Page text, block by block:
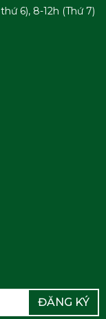
6), 8-12h (Thứ 7)
ĐĂNG KÝ